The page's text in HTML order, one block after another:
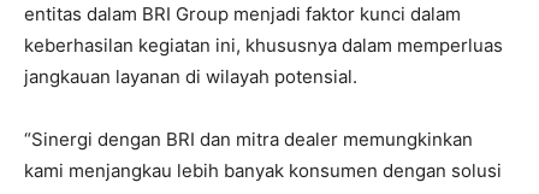
entitas dalam BRI Group menjadi faktor kunci dalam
keberhasilan kegiatan ini, khususnya dalam memperluas
jangkauan layanan di wilayah potensial.
“Sinergi dengan BRI dan mitra dealer memungkinkan
kami menjangkau lebih banyak konsumen dengan solusi